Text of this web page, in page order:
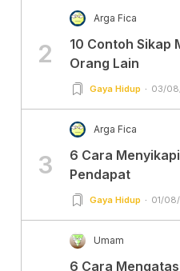
2
Arga Fica
10 Contoh Sikap
Orang Lain
Gaya Hidup 03/
3
Arga Fica
6 Cara
Pendapat
Gaya Hidup 01/
Umam
6 Cara